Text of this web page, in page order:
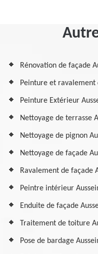
Rénovation de façade
Peinture et ravalement
Peinture Extérieur
Nettoyage de terrasse
Nettoyage de pignon
Nettoyage de façade
Ravalement de façade
Peintre intérieur
Enduite de façade
Traitement de toiture
Pose de bardage